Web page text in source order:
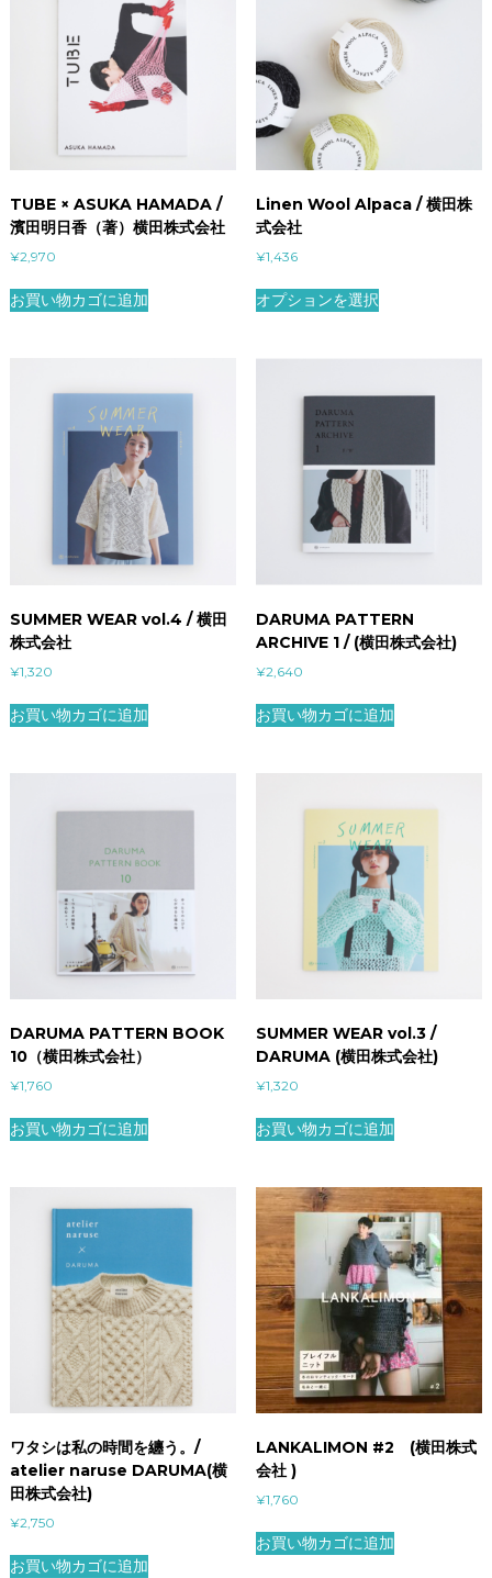
TUBE × ASUKA HAMADA /
濱田明日香（著）横田株式会社
¥2,970
お買い物カゴに追加
Linen Wool Alpaca / 横田株
式会社
¥1,436
オプションを選択
SUMMER WEAR vol.4 / 横田
株式会社
¥1,320
お買い物カゴに追加
DARUMA PATTERN
ARCHIVE 1 / (横田株式会社)
¥2,640
お買い物カゴに追加
DARUMA PATTERN BOOK
10（横田株式会社）
¥1,760
お買い物カゴに追加
SUMMER WEAR vol.3 /
DARUMA (横田株式会社)
¥1,320
お買い物カゴに追加
ワタシは私の時間を纏う。/
atelier naruse DARUMA(横
田株式会社)
¥2,750
お買い物カゴに追加
LANKALIMON #2 (横田株式
会社 )
¥1,760
お買い物カゴに追加